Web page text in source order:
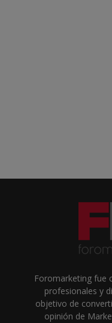
Foromarketing fue
profesionales y
objetivo de
opinión de